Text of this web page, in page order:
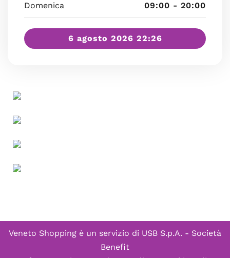
Domenica 09:00 - 20:00
6 agosto 2026 22:26
Veneto Shopping è un servizio di USB S.p.A. - Società
Benefit